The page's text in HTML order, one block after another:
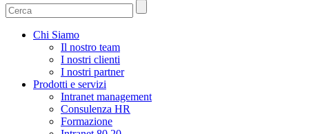
Chi Siamo
Il nostro team
I nostri clienti
I nostri partner
Prodotti e servizi
Intranet management
Consulenza HR
Formazione